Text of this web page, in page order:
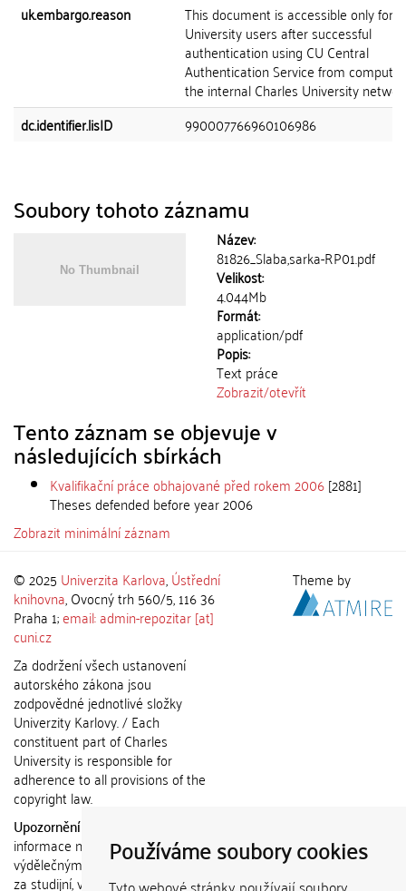
Používáme soubory cookies
uk.embargo.reason
This document is accessible only for
University users after successful
authentication using CU Central
Authentication Service from
the internal Charles University
dc.identifier.lisID
990007766960106986
Soubory tohoto záznamu
Název:
81826_Slaba,sarka-RP01.pdf
Velikost:
4.044Mb
Formát:
application/pdf
Popis:
Text práce
Zobrazit/otevřít
Tento záznam se objevuje v
následujících sbírkách
Kvalifikační práce obhajované před rokem 2006[2881]
Theses defended before year 2006
Zobrazit minimální záznam
© 2025 Univerzita Karlova,Ústřední
knihovna, Ovocný trh 560/5, 116 36
Praha 1;email: admin-repozitar [at]
cuni.cz
Za dodržení všech ustanovení
autorského zákona jsou
zodpovědné jednotlivé složky
Univerzity Karlovy. / Each
constituent part of Charles
University is responsible for
adherence to all provisions of the
copyright law.
Upozornění / Notice:
informace nemohou být použity k
výdělečným účelům nebo vydávány
za studijní, vědeckou nebo jinou
Theme by